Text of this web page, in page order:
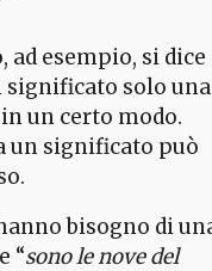
esempio, si dice
significato solo una
un certo modo.
un significato può
bisogno di
“sono le nove del